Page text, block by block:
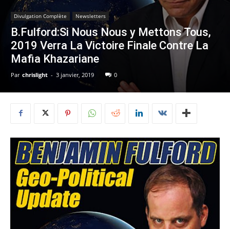
Divulgation Complète Newsletters
B.Fulford:Si Nous Nous y Mettons Tous,
2019 Verra La Victoire Finale Contre La
Mafia Khazariane
Par chrislight - 3 janvier, 2019 0